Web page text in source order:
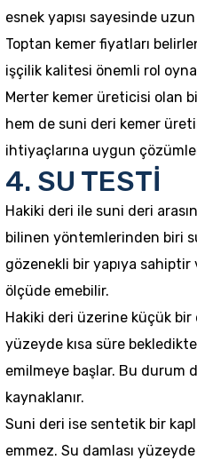
esnek yapısı sayesinde
Toptan kemer fiyatları
işçilik kalitesi önemli rol
Merter kemer üreticisi olan
hem de suni deri kemer
ihtiyaçlarına uygun
4. SU TESTİ
Hakiki deri ile suni deri
bilinen yöntemlerinden biri
gözenekli bir yapıya sahiptir
ölçüde emebilir.
Hakiki deri üzerine küçük bir
yüzeyde kısa süre
emilmeye başlar. Bu durum
kaynaklanır.
Suni deri ise sentetik bir
emmez. Su damlası